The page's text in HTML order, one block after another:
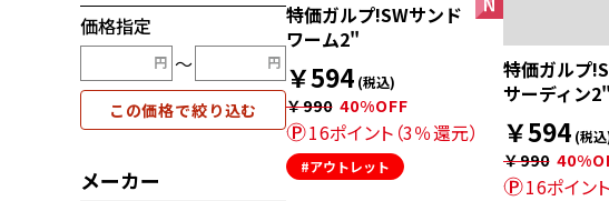
価格指定
〜
この価格で絞り込む
メーカー
特価ガルプ!SWサンド
ワーム2"
￥594 (税込)
￥990 40%OFF
16ポイント（3％還元）
#アウトレット
特価ガルプ
サーディン2"
￥594 (税
￥990
16ポイン